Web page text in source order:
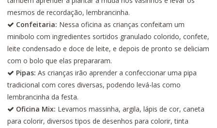
mesmos de recordação, lembrancinha.
Confeitaria: Nessa oficina as crianças confeitam um
minibolo com ingredientes sortidos granulado colorido, confete,
leite condensado e doce de leite, e depois de pronto se deliciam
com o bolo que elas prepararam.
Pipas: As crianças irão aprender a confeccionar uma pipa
tradicional com cores diversas, podendo levá-las como
lembrancinha da festa.
Oficina Mix: Levamos massinha, argila, lápis de cor, caneta
para colorir, diversos tipos de desenhos para colorir, tinta